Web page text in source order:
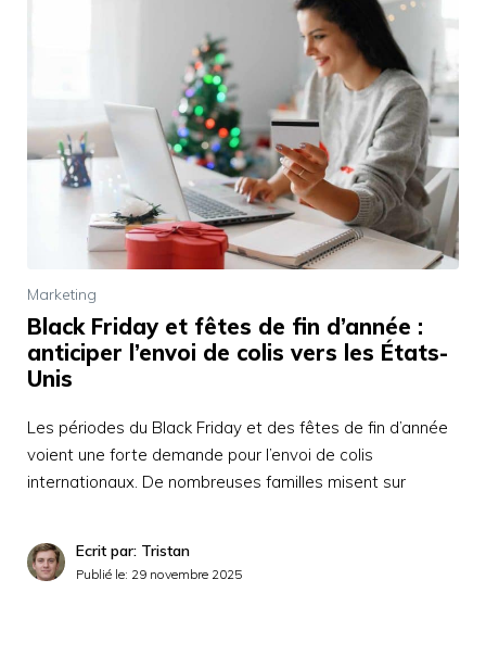
Marketing
Black Friday et fêtes de fin d’année :
anticiper l’envoi de colis vers les États-
Unis
Les périodes du Black Friday et des fêtes de fin d’année
voient une forte demande pour l’envoi de colis
internationaux. De nombreuses familles misent sur
Ecrit par: Tristan
Publié le: 29 novembre 2025